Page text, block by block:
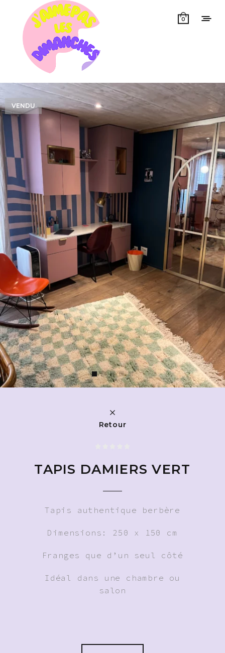
0
VENDU
Retour
TAPIS DAMIERS VERT
Tapis authentique berbère
Dimensions: 250 x 150 cm
Franges que d’un seul côté
Idéal dans une chambre ou
salon